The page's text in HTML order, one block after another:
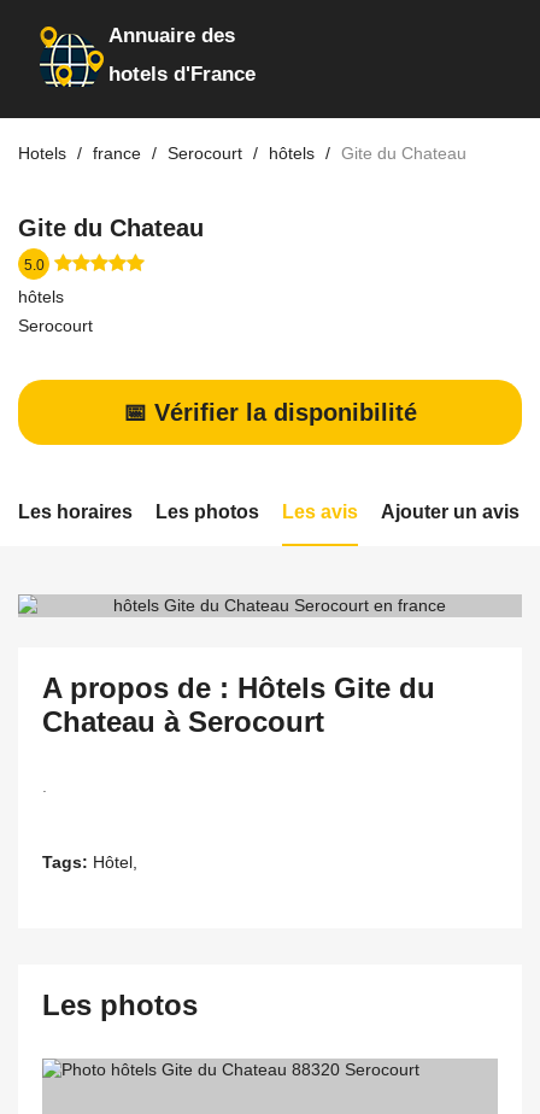
Annuaire des
hotels d'France
Hotels france Serocourt hôtels Gite du Chateau
Gite du Chateau
5.0
hôtels
Serocourt
📅 Vérifier la disponibilité
Les horaires Les photos Les avis Ajouter un avis
A propos de : Hôtels Gite du
Chateau à Serocourt
Tags: Hôtel,
Les photos